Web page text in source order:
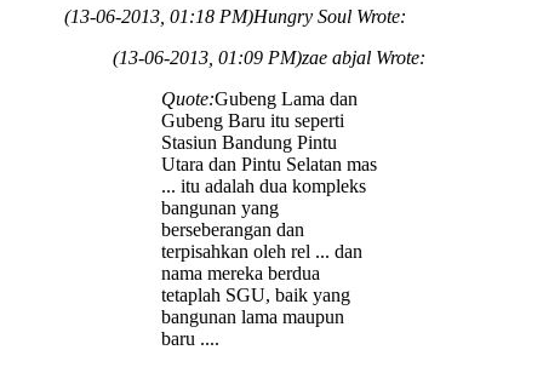
(13-06-2013, 01:18 PM)Hungry Soul Wrote:
(13-06-2013, 01:09 PM)zae abjal Wrote:
Quote:Gubeng Lama dan
Gubeng Baru itu seperti
Stasiun Bandung Pintu
Utara dan Pintu Selatan mas
... itu adalah dua kompleks
bangunan yang
berseberangan dan
terpisahkan oleh rel ... dan
nama mereka berdua
tetaplah SGU, baik yang
bangunan lama maupun
baru ....